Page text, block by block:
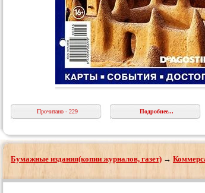
Прочитано - 229 Подробнее...
Бумажные издания(копии журналов, газет) →